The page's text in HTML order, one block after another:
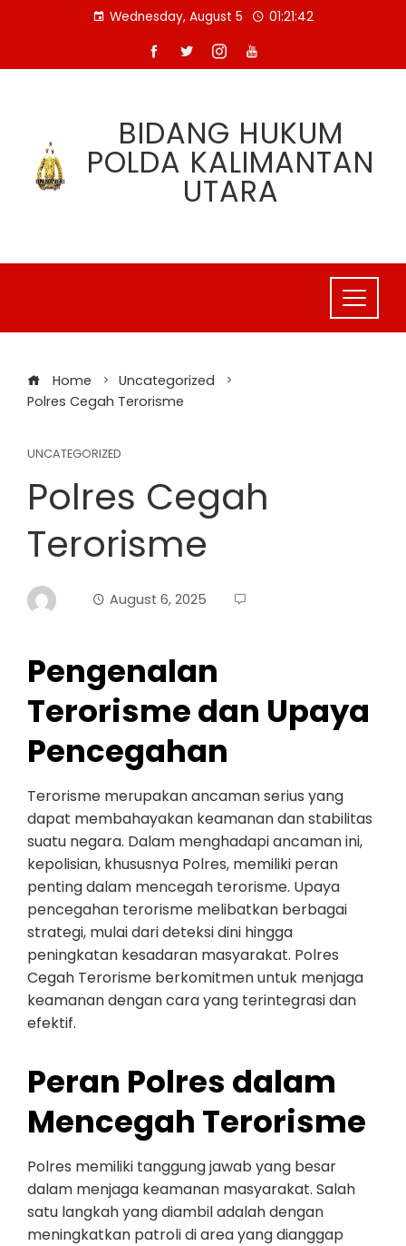
Wednesday, August 5 01:21:43
BIDANG HUKUM
POLDA KALIMANTAN
UTARA
Home
Uncategorized
Polres Cegah Terorisme
UNCATEGORIZED
Polres Cegah
Terorisme
August 6, 2025
Pengenalan
Terorisme dan Upaya
Pencegahan
Terorisme merupakan ancaman serius yang
dapat membahayakan keamanan dan stabilitas
suatu negara. Dalam menghadapi ancaman ini,
kepolisian, khususnya Polres, memiliki peran
penting dalam mencegah terorisme. Upaya
pencegahan terorisme melibatkan berbagai
strategi, mulai dari deteksi dini hingga
peningkatan kesadaran masyarakat. Polres
Cegah Terorisme berkomitmen untuk menjaga
keamanan dengan cara yang terintegrasi dan
efektif.
Peran Polres dalam
Mencegah Terorisme
Polres memiliki tanggung jawab yang besar
dalam menjaga keamanan masyarakat. Salah
satu langkah yang diambil adalah dengan
meningkatkan patroli di area yang dianggap